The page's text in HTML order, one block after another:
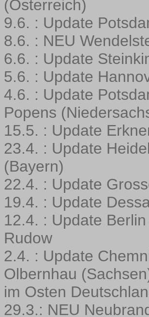
(Österreich)
9.6. : Update
8.6. : NEU
6.6. : Update
5.6. : Update
4.6. : Update
Popens
15.5. : Update
23.4. : Update
(Bayern)
22.4. : Update
19.4. : Update
12.4. : Update
Rudow
2.4. : Update
Olbernhau
im Osten
29.3.: NEU